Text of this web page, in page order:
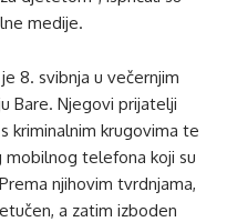
medije.
8. svibnja u večernjim
Bare. Njegovi prijatelji
kriminalnim krugovima te
telefona koji su
njihovim tvrdnjama,
a zatim izboden